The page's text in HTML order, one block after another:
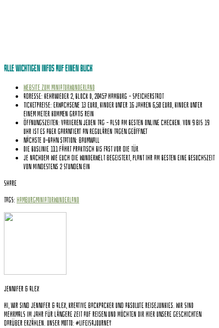
Alle wichtigen Infos auf einen Blick
Website zum Miniaturwunderland
Adresse: Kehrwieder 2, Block D, 20457 Hamburg – Speicherstadt
Ticketpreise: Erwachsene 13 Euro, Kinder unter 16 Jahren 6,50 Euro, Kinder unter
einem Meter kommen gratis rein
Öffnungszeiten: Variieren jeden Tag – also am besten online checken. Von 9 bis 19
Uhr ist es aber garantiert an regulären Tagen geöffnet
Nächste U-Bahn Station: Baumwall
Die Buslinie 111 fährt praktisch bis fast vor die Tür
Je nachdem wie euch die Wunderwelt begeistert, plant ihr am besten eine Besuchszeit
von mindestens 2 Stunden ein
Share
Tags: HamburgMiniaturwunderland
Jennifer & Alex
Hi, wir sind Jennifer & Alex, kreative Backpacker und absolute Reisejunkies. Wir sind
mehrmals im Jahr für längere Zeit auf Reisen und möchten dir hier unsere Geschichten
darüber erzählen. Unser Motto: #Lifeisajourney